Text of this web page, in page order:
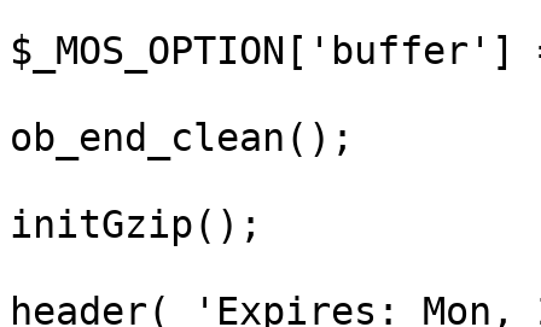
ob_end_clean();
initGzip();
header( 'Expires: Mon,